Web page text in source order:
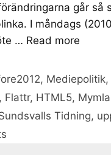
går så
I måndags
… Read more
, Mediepolitik,
, Flattr, HTML5,
Tidning,